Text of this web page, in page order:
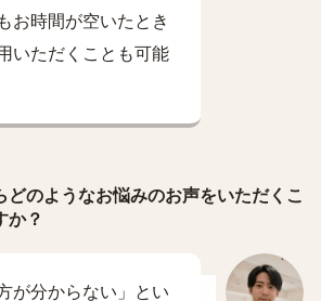
お時間が空いたとき
いただくことも可能
どのようなお悩みのお声をいただくこ
か？
が分からない」とい